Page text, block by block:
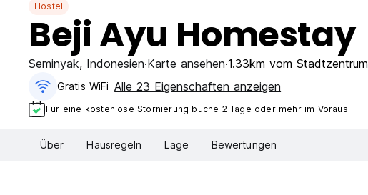
Hostel
Beji Ayu Homestay
Seminyak, Indonesien Karte ansehen 1.33km vom Stadtzentrum
Gratis WiFi Alle 23 Eigenschaften anzeigen
Für eine kostenlose Stornierung buche 2 Tage oder mehr im Voraus
Über Hausregeln Lage Bewertungen